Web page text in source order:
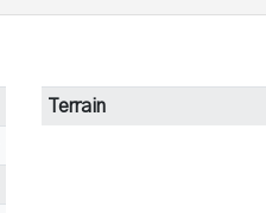
Terrain